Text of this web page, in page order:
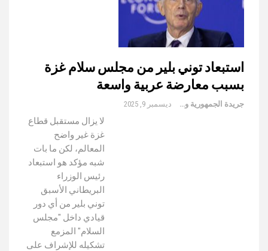
استبعاد توني بلير من مجلس سلام غزة
بسبب معارضة عربية واسعة
جريدة الجمهورية والعالم ديسمبر 9, 2025
لا يزال مستقبل قطاع
غزة غير واضح
المعالم، لكن ما بات
شبه مؤكد هو استبعاد
رئيس الوزراء
البريطاني الأسبق
توني بلير من أي دور
قيادي داخل "مجلس
السلام" المزمع
تشكيله للإشراف على